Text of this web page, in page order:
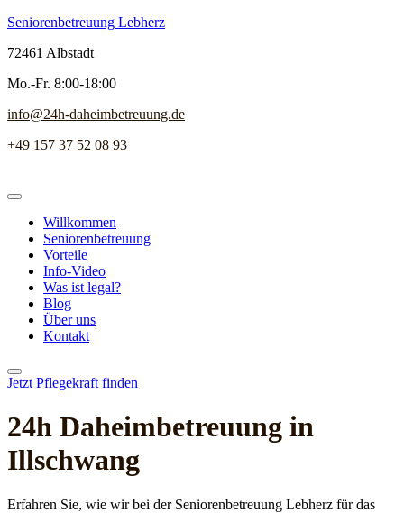
Seniorenbetreuung Lebherz
72461 Albstadt
Mo.-Fr. 8:00-18:00
info@24h-daheimbetreuung.de
+49 157 37 52 08 93
Willkommen
Seniorenbetreuung
Vorteile
Info-Video
Was ist legal?
Blog
Über uns
Kontakt
Jetzt Pflegekraft finden
24h Daheim­betreuung in
Illschwang
Erfahren Sie, wie wir bei der Seniorenbetreuung Lebherz für das